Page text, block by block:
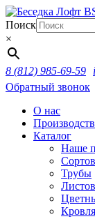
Поиск
×
8 (812) 985-69-59
Обратный звонок
О нас
Каталог
Наше
Трубы
Кровля